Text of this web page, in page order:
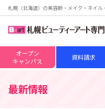
札幌（北海道）の美容師・メイク・ネイル
オープン
キャンパス
資料請求
最新情報